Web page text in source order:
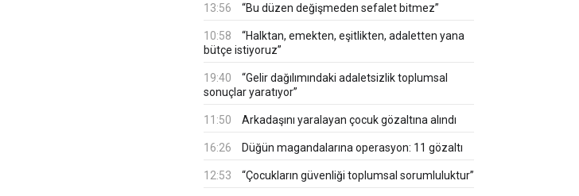
13:56 “Bu düzen değişmeden sefalet bitmez”
10:58
“Halktan, emekten, eşitlikten, adaletten yana
bütçe istiyoruz”
19:40
“Gelir dağılımındaki adaletsizlik toplumsal
sonuçlar yaratıyor”
11:50 Arkadaşını yaralayan çocuk gözaltına alındı
16:26 Düğün magandalarına operasyon: 11 gözaltı
12:53 “Çocukların güvenliği toplumsal sorumluluktur”